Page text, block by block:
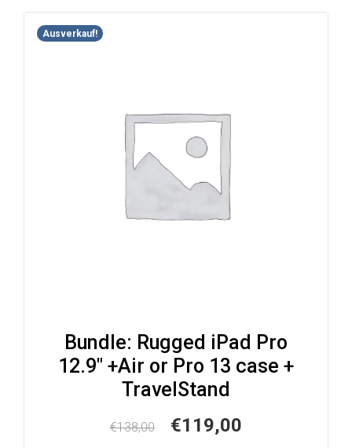
Ausverkauf!
Bundle: Rugged iPad Pro
12.9″ +Air or Pro 13 case +
TravelStand
€138,00
Ursprünglicher
€119,00